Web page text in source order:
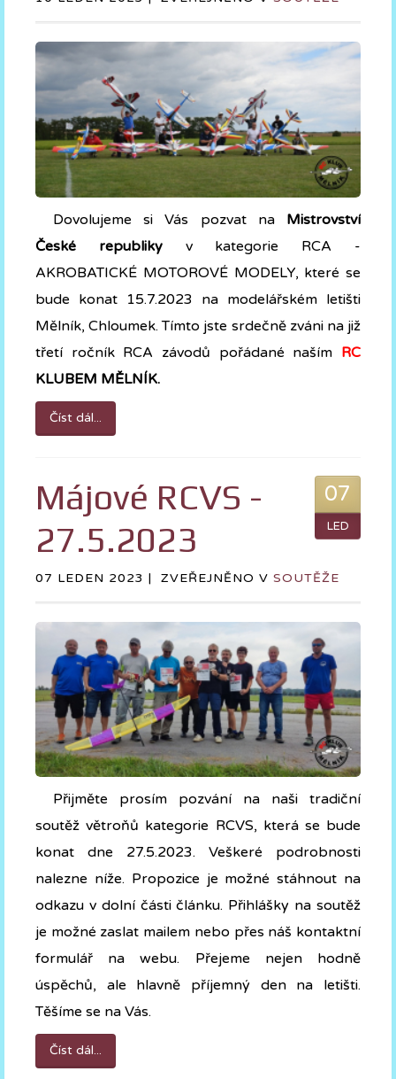
Dovolujeme si Vás pozvat na Mistrovství
České republikyv kategorie RCA -
AKROBATICKÉ MOTOROVÉ MODELY, které se
bude konat 15.7.2023 na modelářském letišti
Mělník, Chloumek. Tímto jste srdečně zváni na již
třetí ročník RCA závodů pořádané naším RC
KLUBEM MĚLNÍK.
Číst dál...
07
LED
Májové RCVS -
27.5.2023
07 LEDEN 2023 | ZVEŘEJNĚNO V SOUTĚŽE
Přijměte prosím pozvání na naši tradiční
soutěž větroňů kategorie RCVS, která se bude
konat dne 27.5.2023. Veškeré podrobnosti
nalezne níže. Propozice je možné stáhnout na
odkazu v dolní části článku. Přihlášky na soutěž
je možné zaslat mailem nebo přes náš kontaktní
formulář na webu. Přejeme nejen hodně
úspěchů, ale hlavně příjemný den na letišti.
Těšíme se na Vás.
Číst dál...